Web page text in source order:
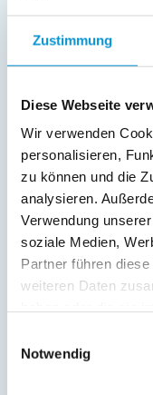
Zustimmung
Diese Webseite
Wir verwenden
personalisieren,
zu können und die
analysieren.
Verwendung
soziale Medien,
Partner führen
weiteren Daten
Notwendig
Freier
Kopie der
Ich habe die
damit
*
nutzt Ihre
(Buchungsanfrage/
Auskunft über die